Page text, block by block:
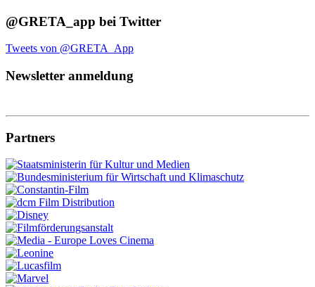
@GRETA_app bei Twitter
Tweets von @GRETA_App
Newsletter anmeldung
Partners